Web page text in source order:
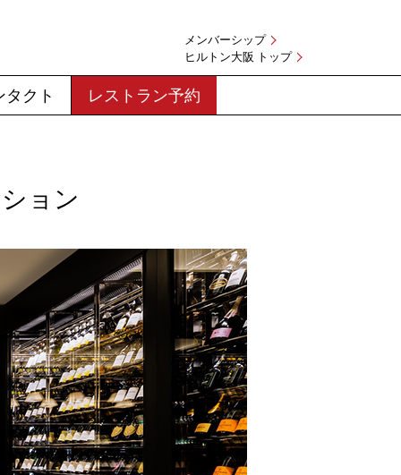
メンバーシップ
ヒルトン大阪 トップ
クト レストラン予約
ョン